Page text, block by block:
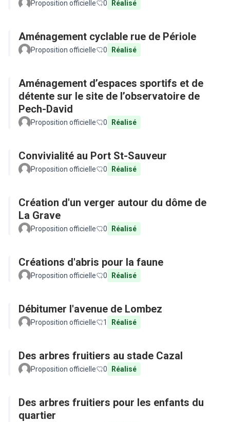
Proposition officielle 0 Réalisé
Aménagement cyclable rue de Périole
Proposition officielle 0 Réalisé
Aménagement d’espaces sportifs et de
détente sur le site de l’observatoire de
Pech-David
Proposition officielle 0 Réalisé
Convivialité au Port St-Sauveur
Proposition officielle 0 Réalisé
Création d'un verger autour du dôme de
La Grave
Proposition officielle 0 Réalisé
Créations d'abris pour la faune
Proposition officielle 0 Réalisé
Débitumer l'avenue de Lombez
Proposition officielle 1 Réalisé
Des arbres fruitiers au stade Cazal
Proposition officielle 0 Réalisé
Des arbres fruitiers pour les enfants du
quartier